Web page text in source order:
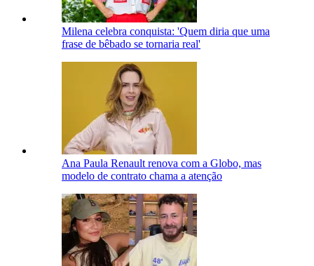
Milena celebra conquista: 'Quem diria que uma
frase de bêbado se tornaria real'
Ana Paula Renault renova com a Globo, mas
modelo de contrato chama a atenção